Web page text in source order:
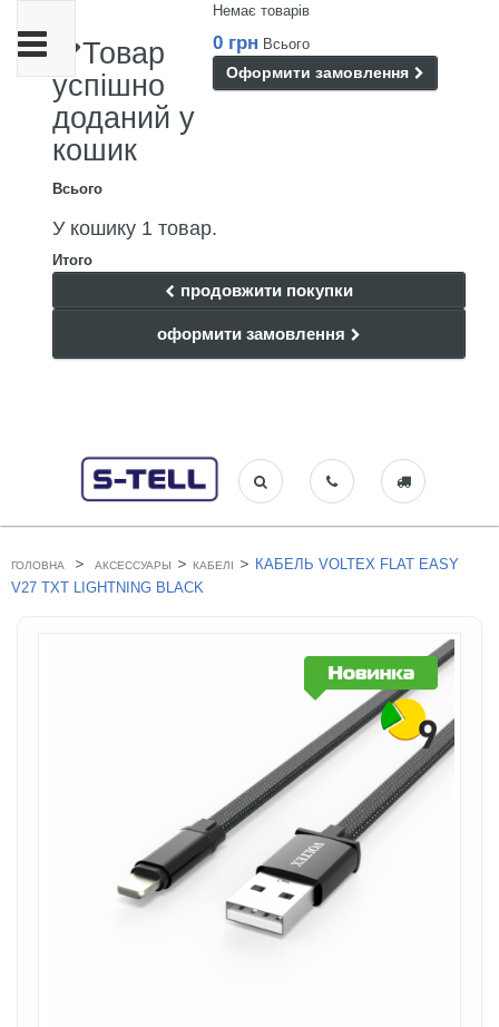
Немає товарів
0 грн Всього
Оформити замовлення
Товар
успішно
доданий у
кошик
Всього
У кошику 1 товар.
Итого
продовжити покупки
оформити замовлення
Toggle
navigation
ГОЛОВНА > АКСЕССУАРЫ > КАБЕЛІ > КАБЕЛЬ VOLTEX FLAT EASY
V27 TXT LIGHTNING BLACK